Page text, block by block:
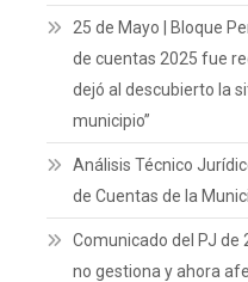
25 de Mayo | Bloque
de cuentas 2025 fue
dejó al descubierto la
municipio”
Análisis Técnico
de Cuentas de la
Comunicado del PJ de
no gestiona y ahora